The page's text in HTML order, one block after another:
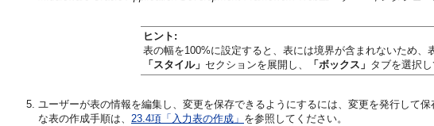
ヒント:
表の幅を100%に設定すると、表には境界が含まれないため
「スタイル」 セクションを展開し、 「ボックス」 タブを選択し
ユーザーが表の情報を編集し、変更を保存できるようにするには、変更を発行して
な表の作成手順は、 23.4項「入力表の作成」 を参照してください。